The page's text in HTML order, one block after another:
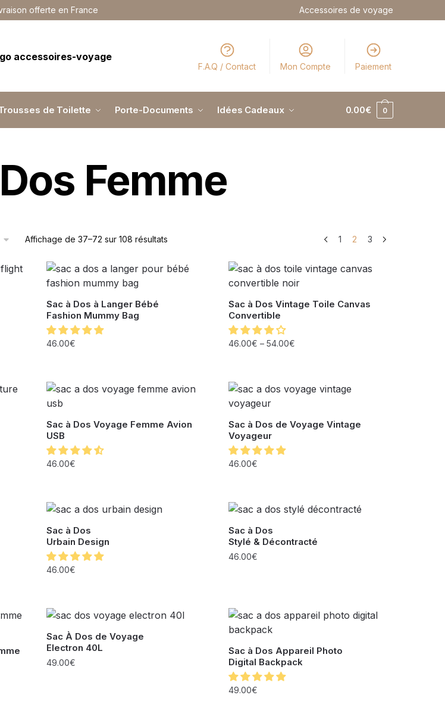
offerte en France Accessoires de voyage
F.A.Q / Contact Mon Compte Paiement
de Toilette Porte-Documents Idées Cadeaux 0.00€ 0
Femme
Affichage de 37–72 sur 108 résultats 1 2 3
Sac à Dos à Langer Bébé
Fashion Mummy Bag
46.00€
Sac à Dos Vintage Toile Canvas
Convertible
46.00€ –54.00€
Sac à Dos Voyage Femme Avion
USB
46.00€
Sac à Dos de Voyage Vintage
Voyageur
46.00€
Sac à Dos
Urbain Design
46.00€
Sac à Dos
Stylé & Décontracté
46.00€
Sac À Dos de Voyage
Electron 40L
49.00€
Sac à Dos Appareil Photo
Digital Backpack
49.00€